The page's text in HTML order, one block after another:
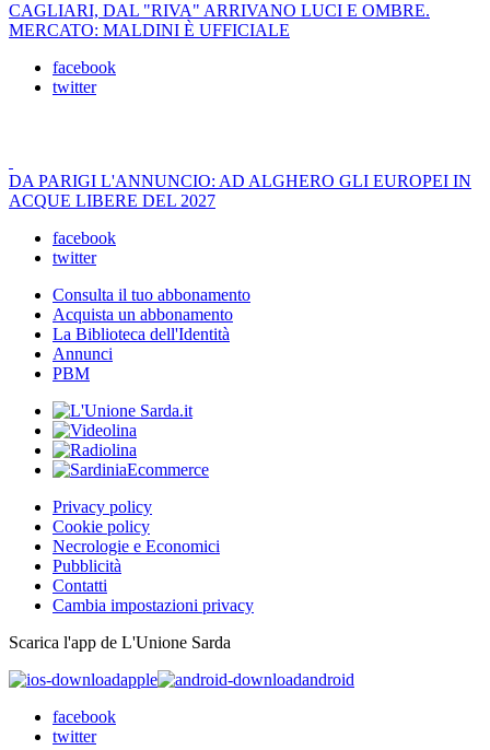
CAGLIARI, DAL "RIVA" ARRIVANO LUCI E OMBRE.
MERCATO: MALDINI È UFFICIALE
facebook
twitter
DA PARIGI L'ANNUNCIO: AD ALGHERO GLI EUROPEI IN
ACQUE LIBERE DEL 2027
facebook
twitter
Consulta il tuo abbonamento
Acquista un abbonamento
La Biblioteca dell'Identità
Annunci
PBM
Privacy policy
Cookie policy
Necrologie e Economici
Pubblicità
Contatti
Cambia impostazioni privacy
Scarica l'app de L'Unione Sarda
apple
android
facebook
twitter